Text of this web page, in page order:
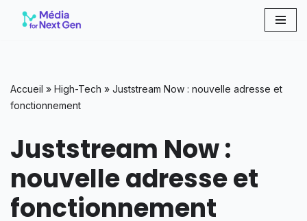
Accueil » High-Tech » Juststream Now : nouvelle adresse et
fonctionnement
Juststream Now :
nouvelle adresse et
fonctionnement